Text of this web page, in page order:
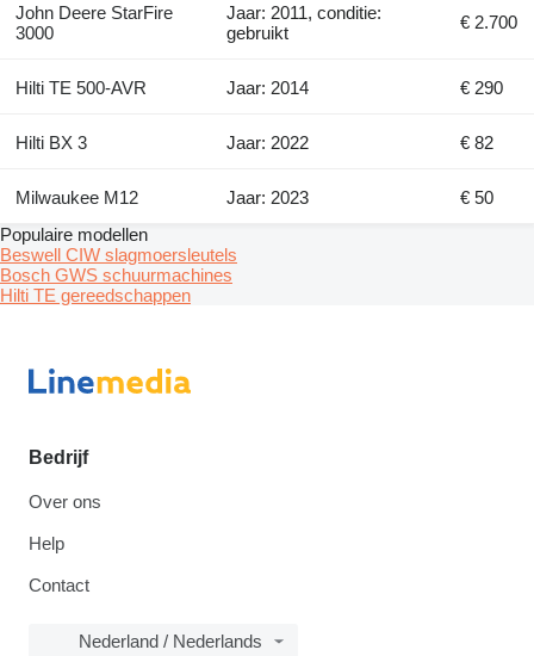
John Deere StarFire
3000
Jaar: 2011, conditie:
gebruikt
€ 2.700
Hilti TE 500-AVR Jaar: 2014 € 290
Hilti BX 3 Jaar: 2022 € 82
Milwaukee M12 Jaar: 2023
€ 50
Populaire modellen
Beswell CIW slagmoersleutels
Bosch GWS schuurmachines
Hilti TE gereedschappen
Bedrijf
Over ons
Help
Contact
Nederland / Nederlands